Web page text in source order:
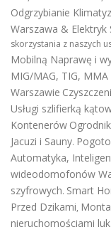
Odgrzybianie
Warszawa &
skorzystania z naszych
Mobilną Naprawę i
MIG/MAG, TIG,
Warszawie
Usługi szlifierką
Kontenerów
Jacuzi i Sauny.
Automatyka,
wideodomofonów
szyfrowych. Smart
Przed Dzikami,
nieruchomościami